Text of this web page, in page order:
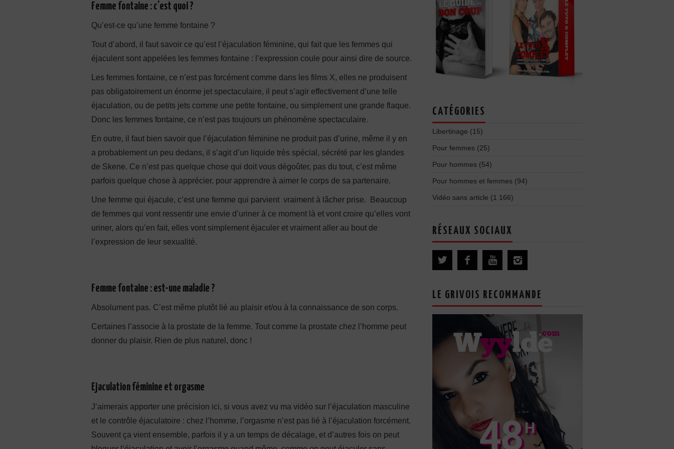
Femme fontaine : c’est quoi ?
Qu’est-ce qu’une femme fontaine ?
Tout d’abord, il faut savoir ce qu’est l’éjaculation féminine, qui fait que les femmes qui
éjaculent sont appelées les femmes fontaine : l’expression coule pour ainsi dire de source.
Les femmes fontaine, ce n’est pas forcément comme dans les films X, elles ne produisent
pas obligatoirement un énorme jet spectaculaire, il peut s’agir effectivement d’une telle
éjaculation, ou de petits jets comme une petite fontaine, ou simplement une grande flaque.
Donc les femmes fontaine, ce n’est pas toujours un phénomène spectaculaire.
En outre, il faut bien savoir que l’éjaculation féminine ne produit pas d’urine, même il y en
a probablement un peu dedans, il s’agit d’un liquide très spécial, sécrété par les glandes
de Skene. Ce n’est pas quelque chose qui doit vous dégoûter, pas du tout, c’est même
parfois quelque chose à apprécier, pour apprendre à aimer le corps de sa partenaire.
Une femme qui éjacule, c’est une femme qui parvient vraiment à lâcher prise. Beaucoup
de femmes qui vont ressentir une envie d’uriner à ce moment là et vont croire qu’elles vont
uriner, alors qu’en fait, elles vont simplement éjaculer et vraiment aller au bout de
l’expression de leur sexualité.
Femme fontaine : est-une maladie ?
Absolument pas. C’est même plutôt lié au plaisir et/ou à la connaissance de son corps.
Certaines l’associe à la prostate de la femme. Tout comme la prostate chez l’homme peut
donner du plaisir. Rien de plus naturel, donc !
Ejaculation féminine et orgasme
J’aimerais apporter une précision ici, si vous avez vu ma vidéo sur l’éjaculation masculine
et le contrôle éjaculatoire : chez l’homme, l’orgasme n’est pas lié à l’éjaculation forcément.
Souvent ça vient ensemble, parfois il y a un temps de décalage, et d’autres fois on peut
CATÉGORIES
Libertinage (15)
Pour femmes (25)
Pour hommes (54)
Pour hommes et femmes (94)
Vidéo sans article (1 166)
RÉSEAUX SOCIAUX
LE GRIVOIS RECOMMANDE